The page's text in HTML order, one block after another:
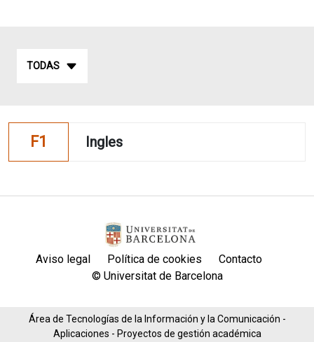
TODAS
F1 Ingles
Aviso legal Política de cookies
Contacto
© Universitat de Barcelona
Área de Tecnologías de la Información y la Comunicación -
Aplicaciones - Proyectos de gestión académica